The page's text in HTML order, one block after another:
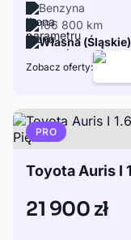
Benzyna
166 800 km
Własna (Śląskie)
Zobacz oferty:
PRO
21 900 zł